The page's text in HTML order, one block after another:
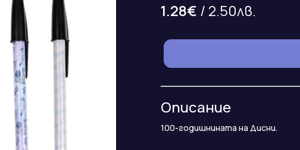
1.28€ / 2.50лв.
Описание
100-годишнината на Дисни.